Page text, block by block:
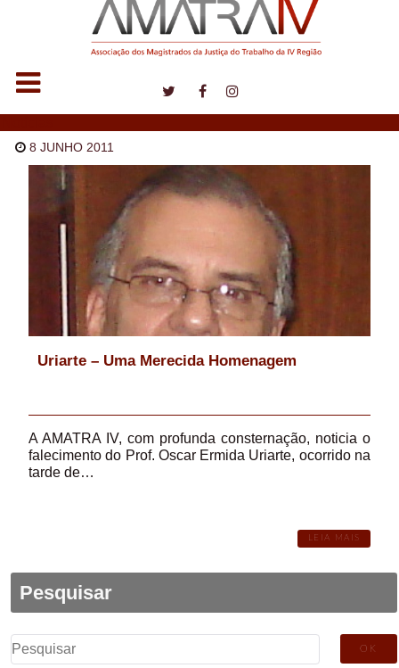
8 JUNHO 2011
Uriarte – Uma Merecida Homenagem
A AMATRA IV, com profunda consternação, noticia o
falecimento do Prof. Oscar Ermida Uriarte, ocorrido na
tarde de…
LEIA MAIS
Pesquisar
Pesquisar
por: